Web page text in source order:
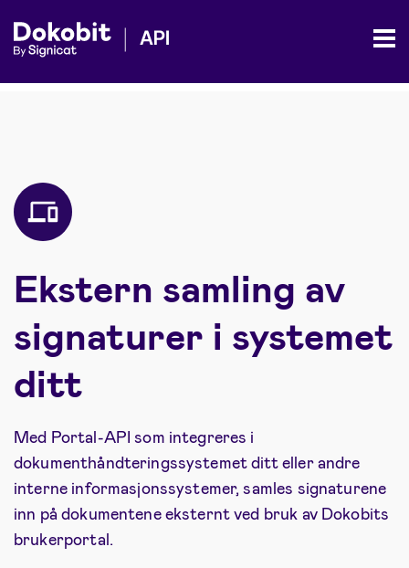
Ekstern samling av
signaturer i systemet
ditt
Med Portal-API som integreres i
dokumenthåndteringssystemet ditt eller andre
interne informasjonssystemer, samles signaturene
inn på dokumentene eksternt ved bruk av Dokobits
brukerportal.